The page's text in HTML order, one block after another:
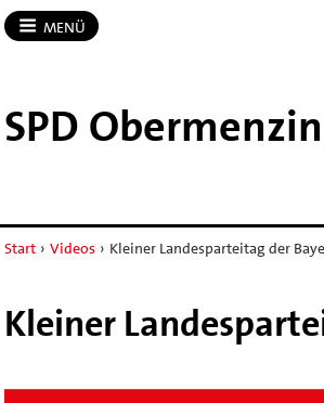
MENÜ
SPD
Start › Videos › Kleiner Landesparteitag der
Kleiner